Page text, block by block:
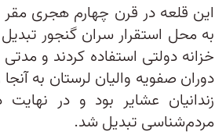
این قلعه در قرن چهارم هجری
به محل استقرار سران گنجور
خزانه دولتی استفاده کردند و مدتی
دوران صفویه والیان لرستان به
مردم‌شناسی تبدیل شد.